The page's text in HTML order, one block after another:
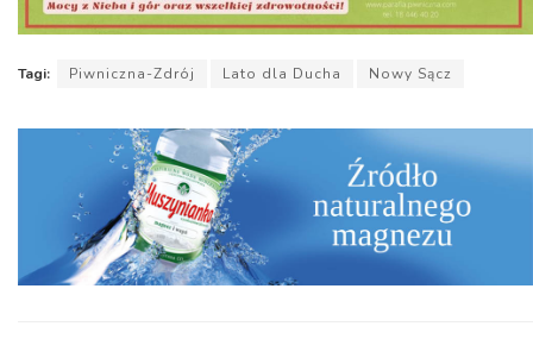
Tagi: Piwniczna-Zdrój Lato dla Ducha Nowy Sącz